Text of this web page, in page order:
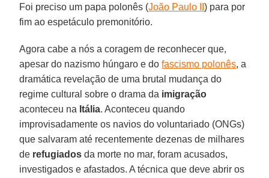
Foi preciso um papa polonês (João Paulo II) para por
fim ao espetáculo premonitório.
Agora cabe a nós a coragem de reconhecer que,
apesar do nazismo húngaro e dofascismo polonês, a
dramática revelação de uma brutal mudança do
regime cultural sobre o drama da imigração
aconteceu na Itália. Aconteceu quando
improvisadamente os navios do voluntariado (ONGs)
que salvaram até recentemente dezenas de milhares
de refugiados da morte no mar, foram acusados,
investigados e afastados. A técnica que deve abrir os